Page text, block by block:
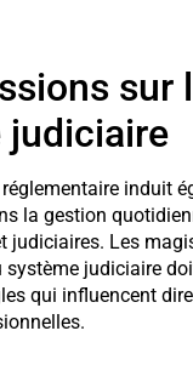
sur
judiciaire
induit
la gestion
judiciaires. Les
judiciaire
qui influencent